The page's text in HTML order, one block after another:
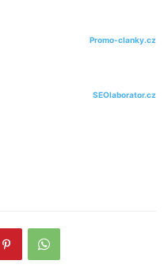
Promo-clanky.cz
SEOlaborator.cz